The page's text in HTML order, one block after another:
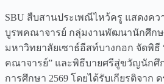
SBU สืบสานประเพณีไหว้ครู แสดงค
บูรพคณาจารย์ กลุ่มงานพัฒนานักศึก
มหาวิทยาลัยเซาธ์อีสท์บางกอก จัดพิ
คณาจารย์” และพิธีบายศรีสู่ขวัญนักศึ
การศึกษา 2569 โดยได้รับเกียรติจาก